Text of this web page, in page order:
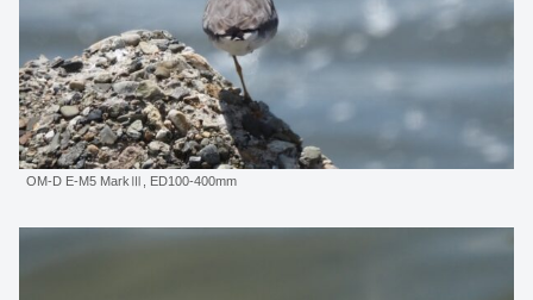
OM-D E-M5 MarkⅢ, ED100-400mm